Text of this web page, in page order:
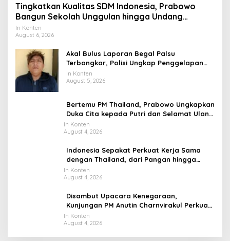
Tingkatkan Kualitas SDM Indonesia, Prabowo
Bangun Sekolah Unggulan hingga Undang
Universitas Terbaik Dunia
In Konten
August 6, 2026
Akal Bulus Laporan Begal Palsu
Terbongkar, Polisi Ungkap Penggelapan
Uang Perusahaan untuk Crypto
In Konten
August 5, 2026
Bertemu PM Thailand, Prabowo Ungkapkan
Duka Cita kepada Putri dan Selamat Ulang
Tahun ke Raja Thailand
In Konten
August 4, 2026
Indonesia Sepakat Perkuat Kerja Sama
dengan Thailand, dari Pangan hingga
Ekonomi Digital
In Konten
August 4, 2026
Disambut Upacara Kenegaraan,
Kunjungan PM Anutin Charnvirakul Perkuat
Hubungan Indonesia-Thailand
In Konten
August 4, 2026